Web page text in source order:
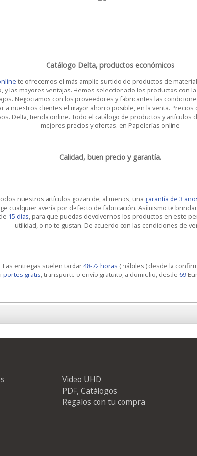
Catálogo Delta, productos económicos
te ofrecemos el más amplio surtido de productos de
y las mayores ventajas. Hemos seleccionado los productos con la
Negociamos con los proveedores y fabricantes las
a nuestros clientes el mayor ahorro posible, en la venta. Precios
Delta, tienda online. Todo el catálogo de productos y artículos
mejores precios y ofertas. en Papelerías online
Calidad, buen precio y garantía.
nuestros artículos gozan de, al menos, una garantía de 3
cualquier avería por defecto de fabricación. Asímismo te
de 15 días, para que puedas devolvernos los productos en este
utilidad, o no te gustan. De acuerdo con las condiciones de
Las entregas suelen tardar48-72 horas ( hábiles ) desde la
portes gratis, transporte o envío gratuito, a domicilio, desde 69
Video UHD
PDF, Catálogos
Regalos con tu compra